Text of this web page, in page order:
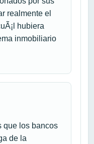
realmente el
hubiera
inmobiliario
que los bancos
de la